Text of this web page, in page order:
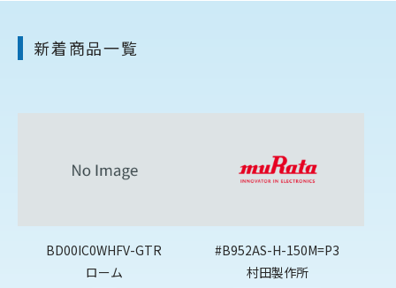
新着商品一覧
BD00IC0WHFV-GTR
ローム
#B952AS-H-150M=P3
村田製作所